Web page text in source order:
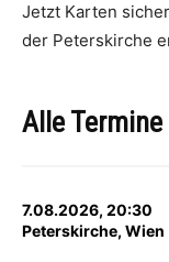
Jetzt Karten
der Peterskirche
Alle Termine
7.08.2026, 20:30
Peterskirche, Wien